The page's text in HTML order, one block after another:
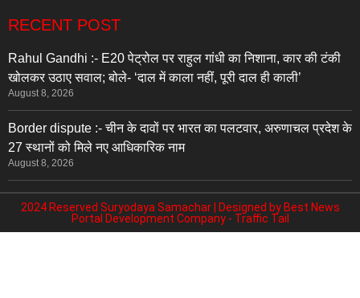
RECENT POST
Rahul Gandhi :- E20 पेट्रोल पर राहुल गांधी का निशाना, कार की टंकी
खोलकर उठाए सवाल; बोले- ‘दाल में काला नहीं, पूरी दाल ही काली’
August 8, 2026
Border dispute :- चीन के दावों पर भारत का पलटवार, अरुणाचल प्रदेश के
27 स्थानों को मिले नए आधिकारिक नाम
August 8, 2026
2024 Reserved Suryodaya Samachar | Designed by Best News
Portal Development Company- Traffic Tail